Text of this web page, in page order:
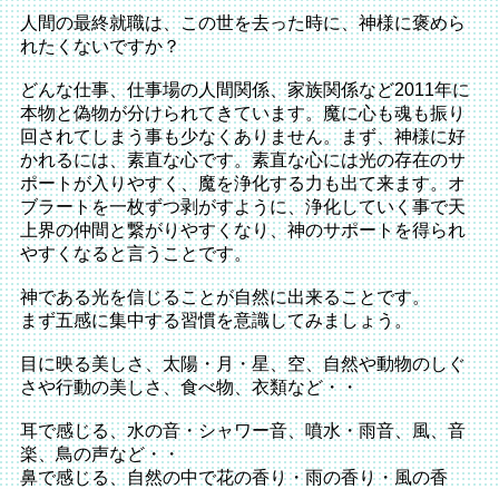
人間の最終就職は、この世を去った時に、神様に褒めら
れたくないですか？
どんな仕事、仕事場の人間関係、家族関係など2011年に
本物と偽物が分けられてきています。魔に心も魂も振り
回されてしまう事も少なくありません。まず、神様に好
かれるには、素直な心です。素直な心には光の存在のサ
ポートが入りやすく、魔を浄化する力も出て来ます。オ
ブラートを一枚ずつ剥がすように、浄化していく事で天
上界の仲間と繋がりやすくなり、神のサポートを得られ
やすくなると言うことです。
神である光を信じることが自然に出来ることです。
まず五感に集中する習慣を意識してみましょう。
目に映る美しさ、太陽・月・星、空、自然や動物のしぐ
さや行動の美しさ、食べ物、衣類など・・
耳で感じる、水の音・シャワー音、噴水・雨音、風、音
楽、鳥の声など・・
鼻で感じる、自然の中で花の香り・雨の香り・風の香